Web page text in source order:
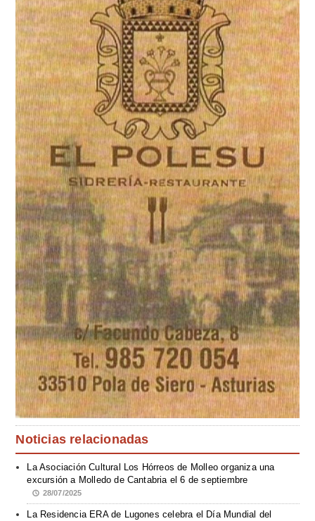
Noticias relacionadas
La Asociación Cultural Los Hórreos de Molleo organiza una
excursión a Molledo de Cantabria el 6 de septiembre
28/07/2025
La Residencia ERA de Lugones celebra el Día Mundial del